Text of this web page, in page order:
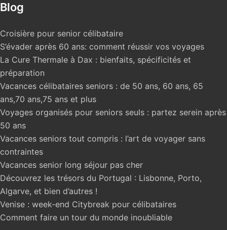
Blog
Croisière pour senior célibataire
S’évader après 60 ans: comment réussir vos voyages
La Cure Thermale à Dax : bienfaits, spécificités et
préparation
Vacances célibataires seniors : de 50 ans, 60 ans, 65
ans,70 ans,75 ans et plus
Voyages organisés pour seniors seuls : partez serein après
50 ans
Vacances seniors tout compris : l’art de voyager sans
contraintes
Vacances senior long séjour pas cher
Découvrez les trésors du Portugal : Lisbonne, Porto,
Algarve, et bien d’autres !
Venise : week-end Citybreak pour célibataires
Comment faire un tour du monde inoubliable